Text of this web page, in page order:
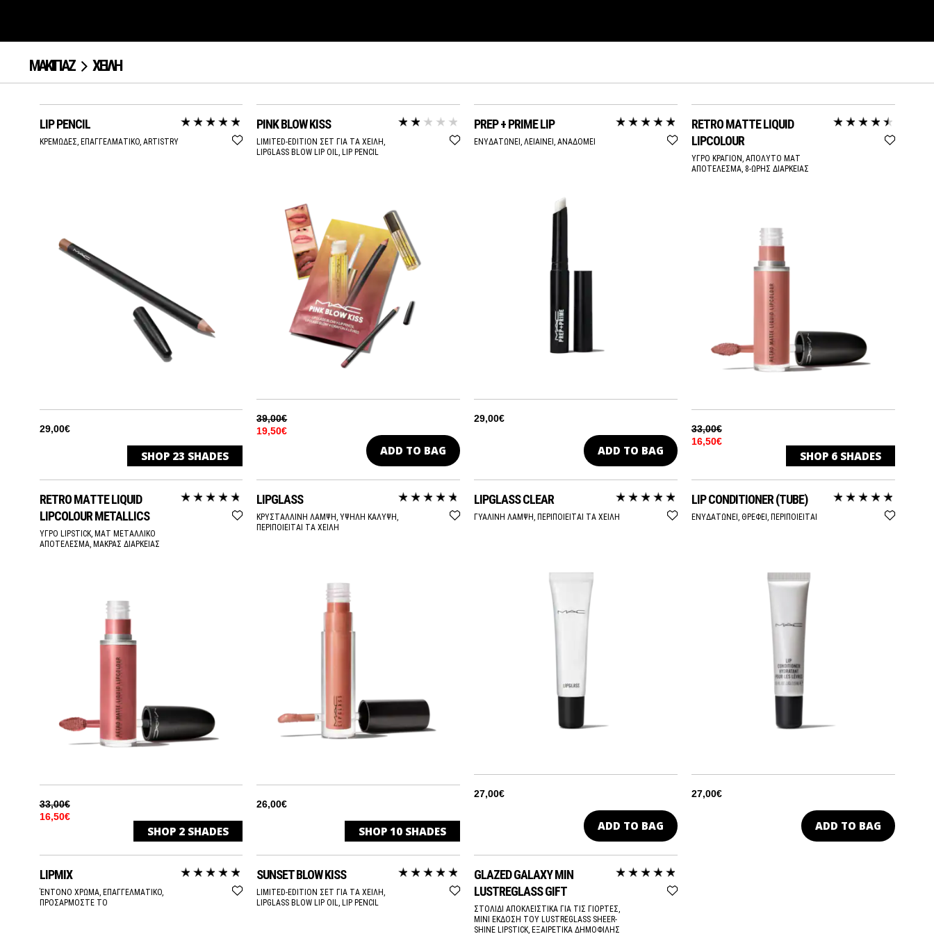
ΜΑΚΙΓΙΑΖ ΧΕΙΛΗ
LIP PENCIL
ΚΡΕΜΩΔΕΣ, ΕΠΑΓΓΕΛΜΑΤΙΚΟ, ARTISTRY
29,00€
SHOP 23 SHADES
BEET
BOLDLY BARE
CHERRY
CHICORY
CORK
EDGE TO EDGE
MAGENTA
MAHOGANY
PINK BLOW KISS
LIMITED-EDITION ΣΕΤ ΓΙΑ ΤΑ ΧΕΙΛΗ,
LIPGLASS BLOW LIP OIL, LIP PENCIL
39,00€
19,50€
ADD TO BAG
PREP + PRIME LIP
ΕΝΥΔΑΤΩΝΕΙ, ΛΕΙΑΙΝΕΙ, ΑΝΑΔΟΜΕΙ
29,00€
ADD TO BAG
RETRO MATTE LIQUID
LIPCOLOUR
ΥΓΡΟ ΚΡΑΓΙΟΝ, ΑΠΟΛΥΤΟ ΜΑΤ
ΑΠΟΤΕΛΕΣΜΑ, 8-ΩΡΗΣ ΔΙΑΡΚΕΙΑΣ
33,00€
16,50€
SHOP 6SHADES
BURNT SPICEΜΑΤ
CARNIVOROUS
HIGH DRAMA
QUITE THE STANDOUT
TOPPED WITH
BRANDY
RETRO MATTE LIQUID
LIPCOLOUR METALLICS
ΥΓΡΟ LIPSTICK, ΜΑΤ ΜΕΤΑΛΛΙΚΟ
ΑΠΟΤΕΛΕΣΜΑ, ΜΑΚΡΑΣ ΔΙΑΡΚΕΙΑΣ
33,00€
16,50€
SHOP 2 SHADES
ATOMIZEDΜΑΤ
GEMZ & ROSES
LIPGLASS
ΚΡΥΣΤΑΛΛΙΝΗ ΛΑΜΨΗ, ΥΨΗΛΗ ΚΑΛΥΨΗ,
ΠΕΡΙΠΟΙΕΙΤΑΙ ΤΑ ΧΕΙΛΗ
26,00€
SHOP 10 SHADES
C-THRU
LIPGLASS CLEAR
ΓΥΑΛΙΝΗ ΛΑΜΨΗ, ΠΕΡΙΠΟΙΕΙΤΑΙ ΤΑ ΧΕΙΛΗ
27,00€
ADD TO BAG
LIP CONDITIONER (TUBE)
ΕΝΥΔΑΤΩΝΕΙ, ΘΡΕΦΕΙ, ΠΕΡΙΠΟΙΕΙΤΑΙ
27,00€
ADD TO BAG
LIPMIX
ΈΝΤΟΝΟ ΧΡΩΜΑ, ΕΠΑΓΓΕΛΜΑΤΙΚΟ,
ΠΡΟΣΑΡΜΟΣΤΕ ΤΟ
SUNSET BLOW KISS
LIMITED-EDITION ΣΕΤ ΓΙΑ ΤΑ ΧΕΙΛΗ,
LIPGLASS BLOW LIP OIL, LIP PENCIL
GLAZED GALAXY MIN
LUSTREGLASS GIFT
ΣΤΟΛΙΔΙ ΑΠΟΚΛΕΙΣΤΙΚΑ ΓΙΑ ΤΙΣ ΓΙΟΡΤΕΣ,
ΜΙΝΙ ΕΚΔΟΣΗ ΤΟΥ LUSTREGLASS SHEER-
SHINE LIPSTICK, ΕΞΑΙΡΕΤΙΚΑ ΔΗΜΟΦΙΛΗΣ